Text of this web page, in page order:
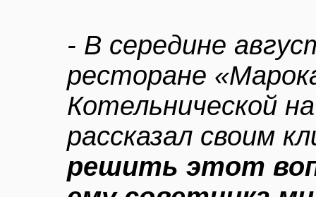
- В середине
ресторане
Котельнической
рассказал своим
решить этот